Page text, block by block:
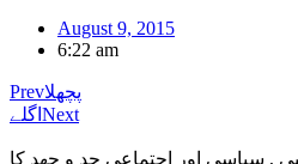
August 9, 2015
6:22 am
Prevپچھلا
اگلے Next
, سیاسی اور اجتماعی جد و جهد کا